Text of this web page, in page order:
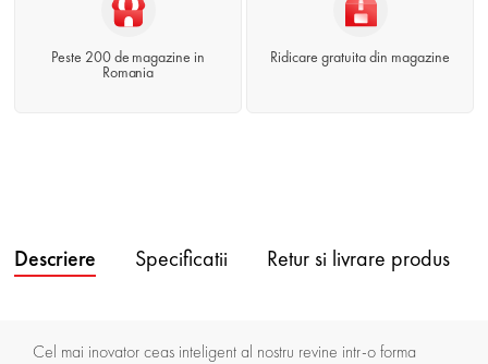
Peste 200 de magazine in
Romania
Ridicare gratuita din magazine
Descriere Specificatii Retur si livrare produs
Cel mai inovator ceas inteligent al nostru revine intr-o forma